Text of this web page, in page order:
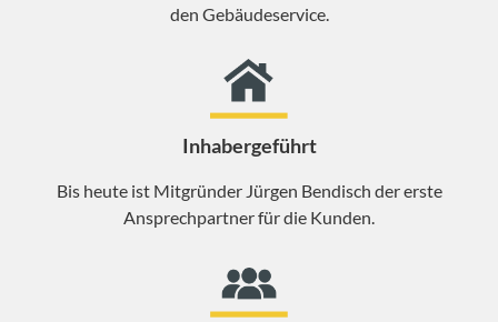
den Gebäudeservice.
Inhabergeführt
Bis heute ist Mitgründer Jürgen Bendisch der erste
Ansprechpartner für die Kunden.